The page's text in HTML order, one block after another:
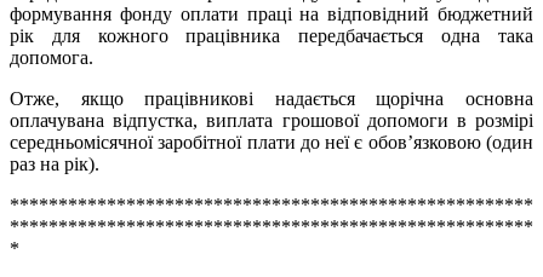
формування фонду оплати праці на відповідний бюджетний
рік для кожного працівника передбачається одна така
допомога.
Отже, якщо працівникові надається щорічна основна
оплачувана відпустка, виплата грошової допомоги в розмірі
середньомісячної заробітної плати до неї є обов’язковою (один
раз на рік).
******************************************************
******************************************************
*